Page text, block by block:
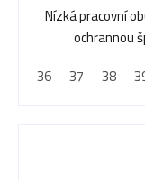
Nízká pracovní
ochrannou
36
37 38